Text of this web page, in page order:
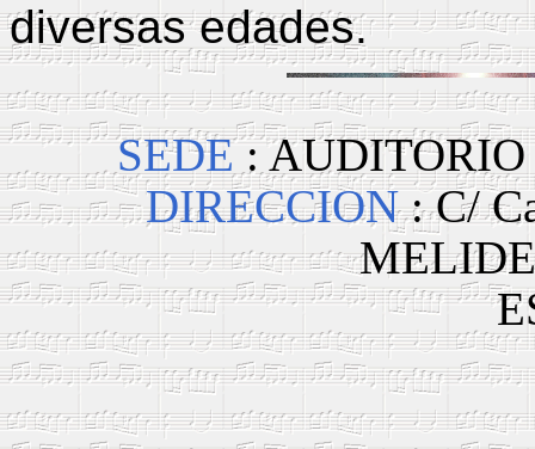
diversas edades.
SEDE:
DIRECCION: C/